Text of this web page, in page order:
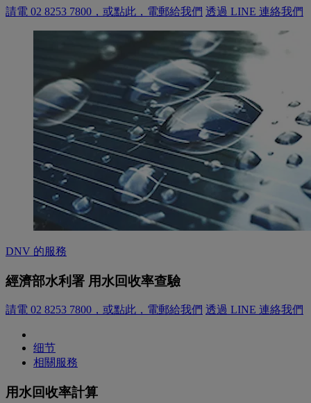
請電 02 8253 7800，或點此，電郵給我們 透過 LINE 連絡我們
DNV 的服務
經濟部水利署 用水回收率查驗
請電 02 8253 7800，或點此，電郵給我們 透過 LINE 連絡我們
细节
相關服務
用水回收率計算